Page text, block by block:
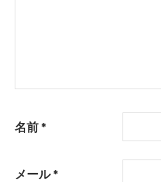
名前*
メール*